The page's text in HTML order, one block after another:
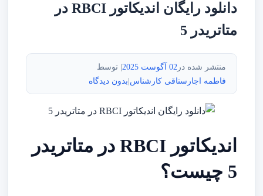
دانلود رایگان اندیکاتور RBCI در
متاتریدر 5
منتشر شده در 02 آگوست 2025
| توسط
فاطمه اجارستاقی کارشناس|بدون دیدگاه
اندیکاتور RBCI در متاتریدر
5 چیست؟